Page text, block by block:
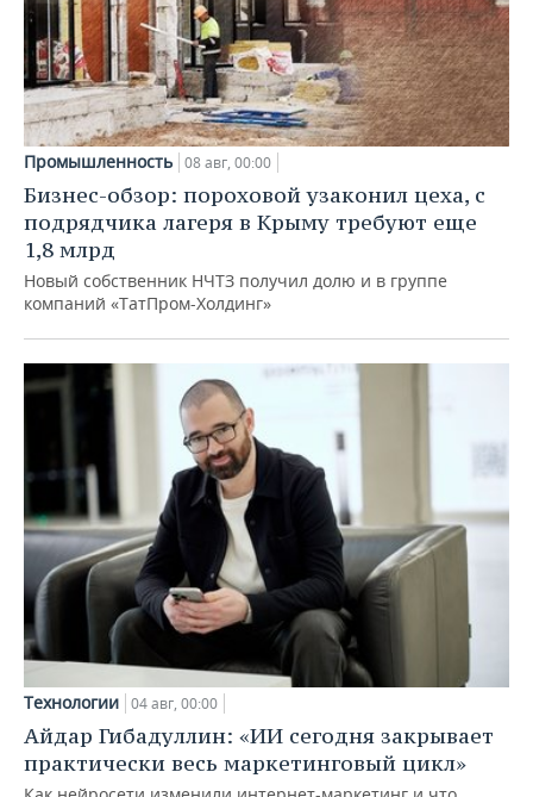
Промышленность 08 авг, 00:00
Бизнес-обзор: пороховой узаконил цеха, с
подрядчика лагеря в Крыму требуют еще
1,8 млрд
Новый собственник НЧТЗ получил долю и в группе
компаний «ТатПром-Холдинг»
Технологии 04 авг, 00:00
Айдар Гибадуллин: «ИИ сегодня закрывает
практически весь маркетинговый цикл»